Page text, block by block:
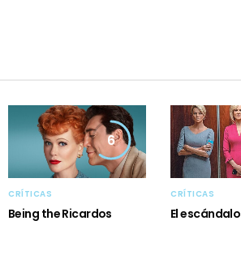
6
CRÍTICAS
Being the Ricardos
CRÍTICAS
El escándalo